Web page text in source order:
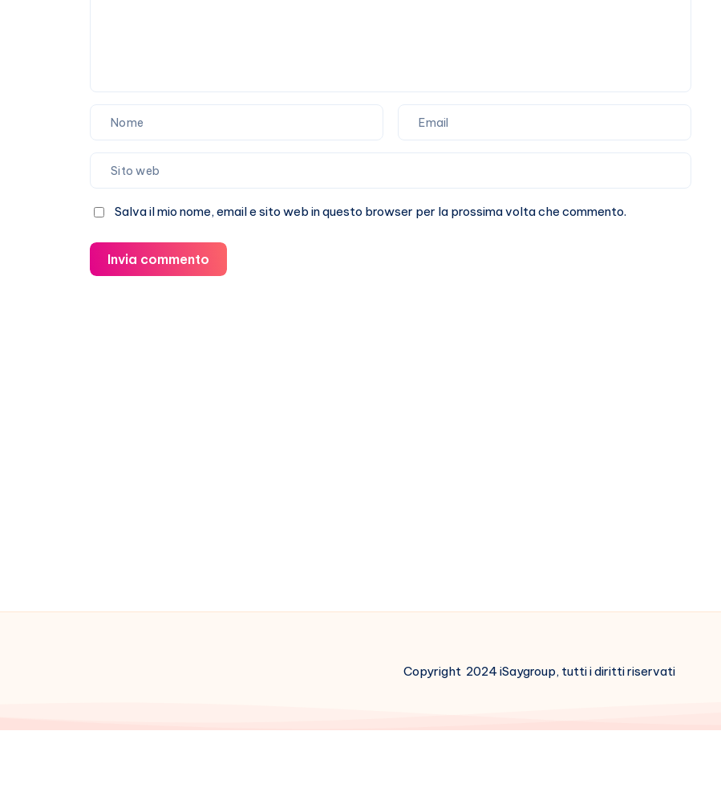
Salva il mio nome, email e sito web in questo browser per la prossima volta che commento.
Invia commento
Copyright 2024 iSaygroup, tutti i diritti riservati